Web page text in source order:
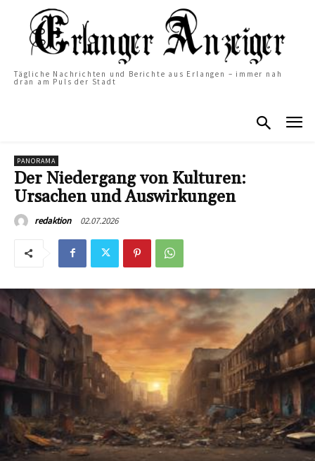
Tägliche Nachrichten und Berichte aus Erlangen – immer nah
dran am Puls der Stadt
PANORAMA
Der Niedergang von Kulturen:
Ursachen und Auswirkungen
redaktion 02.07.2026